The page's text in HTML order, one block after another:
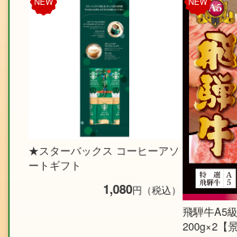
★スターバックス コーヒーアソ
ートギフト
1,080円（税込）
飛騨牛A5
200g×2【